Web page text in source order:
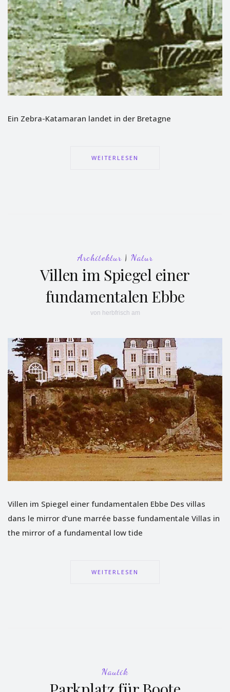
Ein Zebra-Katamaran landet in der Bretagne
WEITERLESEN
Architektur| Natur
Villen im Spiegel einer
fundamentalen Ebbe
von herbfrisch am
Villen im Spiegel einer fundamentalen Ebbe Des villas
dans le mirror d’une marrée basse fundamentale Villas in
the mirror of a fundamental low tide
WEITERLESEN
Nautik